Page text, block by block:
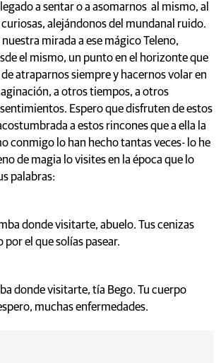
a sentar o a asomarnos al mismo, al
alejándonos del mundanal ruido.
mirada a ese mágico Teleno,
el mismo, un punto en el horizonte que
atraparnos siempre y hacernos volar en
a otros tiempos, a otros
sentimientos. Espero que disfruten de estos
a estos rincones que a ella la
conmigo lo han hecho tantas veces- lo he
de magia lo visites en la época que lo
palabras:
donde visitarte, abuelo. Tus cenizas
por el que solías pasear.
donde visitarte, tía Bego. Tu cuerpo
muchas enfermedades.